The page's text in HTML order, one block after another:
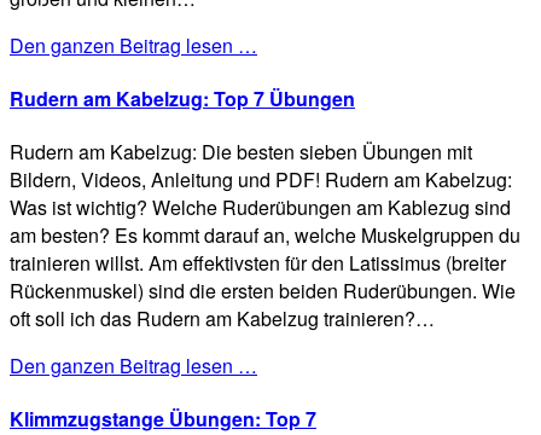
Den ganzen Beitrag lesen …
Rudern am Kabelzug: Top 7 Übungen
Rudern am Kabelzug: Die besten sieben Übungen mit
Bildern, Videos, Anleitung und PDF! Rudern am Kabelzug:
Was ist wichtig? Welche Ruderübungen am Kablezug sind
am besten? Es kommt darauf an, welche Muskelgruppen du
trainieren willst. Am effektivsten für den Latissimus (breiter
Rückenmuskel) sind die ersten beiden Ruderübungen. Wie
oft soll ich das Rudern am Kabelzug trainieren?…
Den ganzen Beitrag lesen …
Klimmzugstange Übungen: Top 7